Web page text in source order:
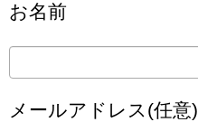
お名前
メールアドレス(任意)